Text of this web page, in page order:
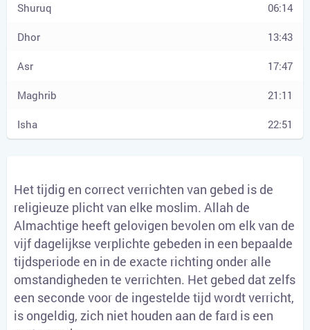
06:14
13:43
17:47
21:11
22:51
Het tijdig en correct verrichten van gebed is de
religieuze plicht van elke moslim. Allah de
Almachtige heeft gelovigen bevolen om elk van de
vijf dagelijkse verplichte gebeden in een bepaalde
tijdsperiode en in de exacte richting onder alle
omstandigheden te verrichten. Het gebed dat zelfs
een seconde voor de ingestelde tijd wordt verricht,
is ongeldig, zich niet houden aan de fard is een